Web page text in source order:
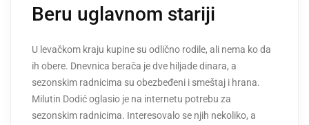
Beru uglavnom stariji
U levačkom kraju kupine su odlično rodile, ali nema ko da
ih obere. Dnevnica berača je dve hiljade dinara, a
sezonskim radnicima su obezbeđeni i smeštaj i hrana.
Milutin Dodić oglasio je na internetu potrebu za
sezonskim radnicima. Interesovalo se njih nekoliko, a